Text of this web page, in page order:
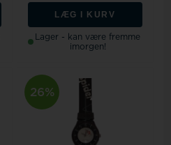
LÆG I KURV
Lager - kan være fremme
imorgen!
26%